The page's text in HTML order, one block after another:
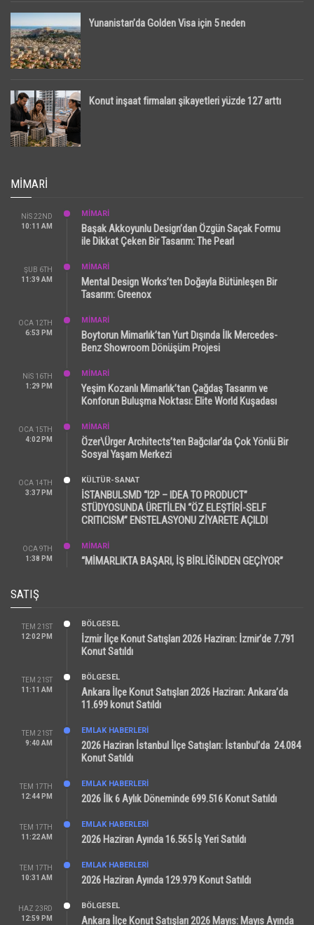
Yunanistan’da Golden Visa için 5 neden
Konut inşaat firmaları şikayetleri yüzde 127 arttı
MIMARI
NIS 22ND
10:11 AM
MİMARİ
Başak Akkoyunlu Design’dan Özgün Saçak Formu
ile Dikkat Çeken Bir Tasarım: The Pearl
ŞUB 6TH
11:39 AM
MİMARİ
Mental Design Works’ten Doğayla Bütünleşen Bir
Tasarım: Greenox
OCA 12TH
6:53 PM
MİMARİ
Boytorun Mimarlık’tan Yurt Dışında İlk Mercedes-
Benz Showroom Dönüşüm Projesi
NIS 16TH
1:29 PM
MİMARİ
Yeşim Kozanlı Mimarlık’tan Çağdaş Tasarım ve
Konforun Buluşma Noktası: Elite World Kuşadası
OCA 15TH
4:02 PM
MİMARİ
Özer\Ürger Architects’ten Bağcılar’da Çok Yönlü Bir
Sosyal Yaşam Merkezi
OCA 14TH
3:37 PM
KÜLTÜR-SANAT
İSTANBULSMD “I2P – IDEA TO PRODUCT”
STÜDYOSUNDA ÜRETİLEN “ÖZ ELEŞTİRİ-SELF
CRITICISM” ENSTELASYONU ZİYARETE AÇILDI
OCA 9TH
1:38 PM
MİMARİ
“MİMARLIKTA BAŞARI, İŞ BİRLİĞİNDEN GEÇİYOR”
SATIŞ
TEM 21ST
12:02 PM
BÖLGESEL
İzmir İlçe Konut Satışları 2026 Haziran: İzmir’de 7.791
Konut Satıldı
TEM 21ST
11:11 AM
BÖLGESEL
Ankara İlçe Konut Satışları 2026 Haziran: Ankara’da
11.699 konut Satıldı
TEM 21ST
9:40 AM
EMLAK HABERLERI
2026 Haziran İstanbul İlçe Satışları: İstanbul’da 24.084
Konut Satıldı
TEM 17TH
12:44 PM
EMLAK HABERLERI
2026 İlk 6 Aylık Döneminde 699.516 Konut Satıldı
TEM 17TH
11:22 AM
EMLAK HABERLERI
2026 Haziran Ayında 16.565 İş Yeri Satıldı
TEM 17TH
10:31 AM
EMLAK HABERLERI
2026 Haziran Ayında 129.979 Konut Satıldı
HAZ 23RD
12:59 PM
BÖLGESEL
Ankara İlçe Konut Satışları 2026 Mayıs: Mayıs Ayında